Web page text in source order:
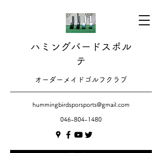
ハミングバードスポル
テ
​​オーダーメイドゴルフクラブ
hummingbirdsporsports@gmail.com
046-804-1480